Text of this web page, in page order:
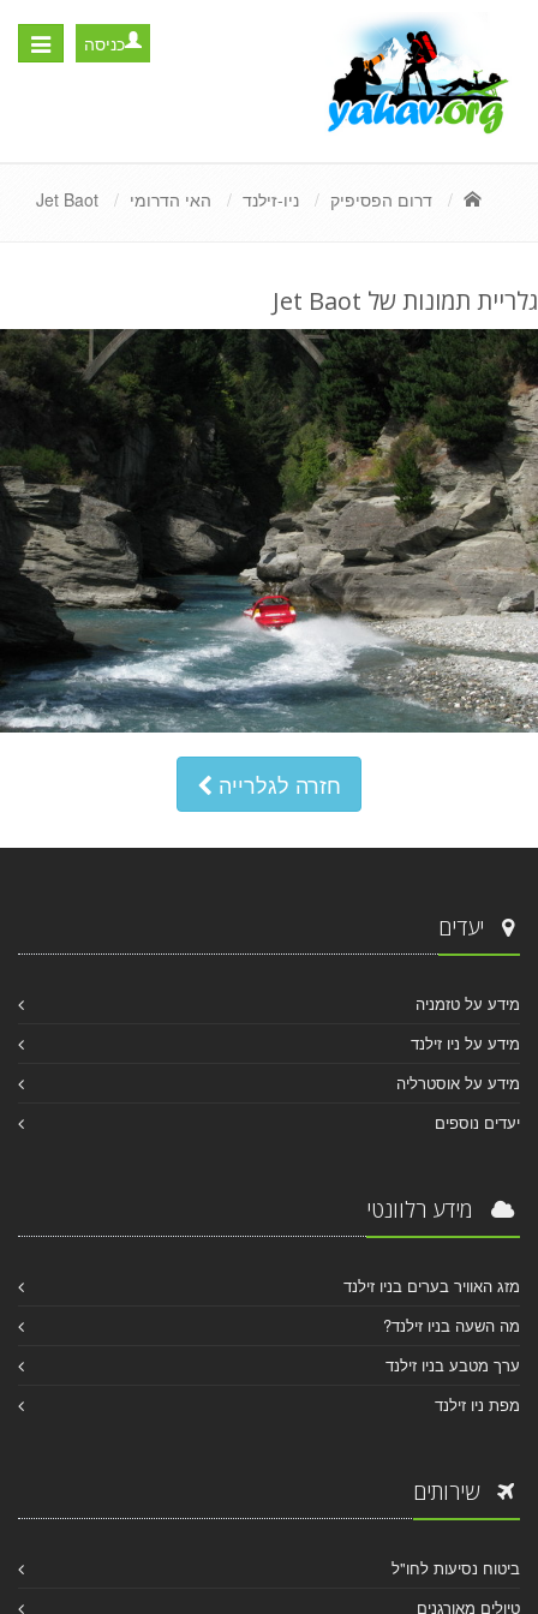
Toggle
כניסה
דרום הפסיפיק ניו-זילנד האי הדרומי Jet Baot
גלריית תמונות של Jet Baot
חזרה לגלרייה
יעדים
מידע על טזמניה
מידע על ניו זילנד
מידע על אוסטרליה
יעדים נוספים
מידע רלוונטי
מזג האוויר בערים בניו זילנד
מה השעה בניו זילנד?
ערך מטבע בניו זילנד
מפת ניו זילנד
שירותים
ביטוח נסיעות לחו"ל
טיולים מאורגנים